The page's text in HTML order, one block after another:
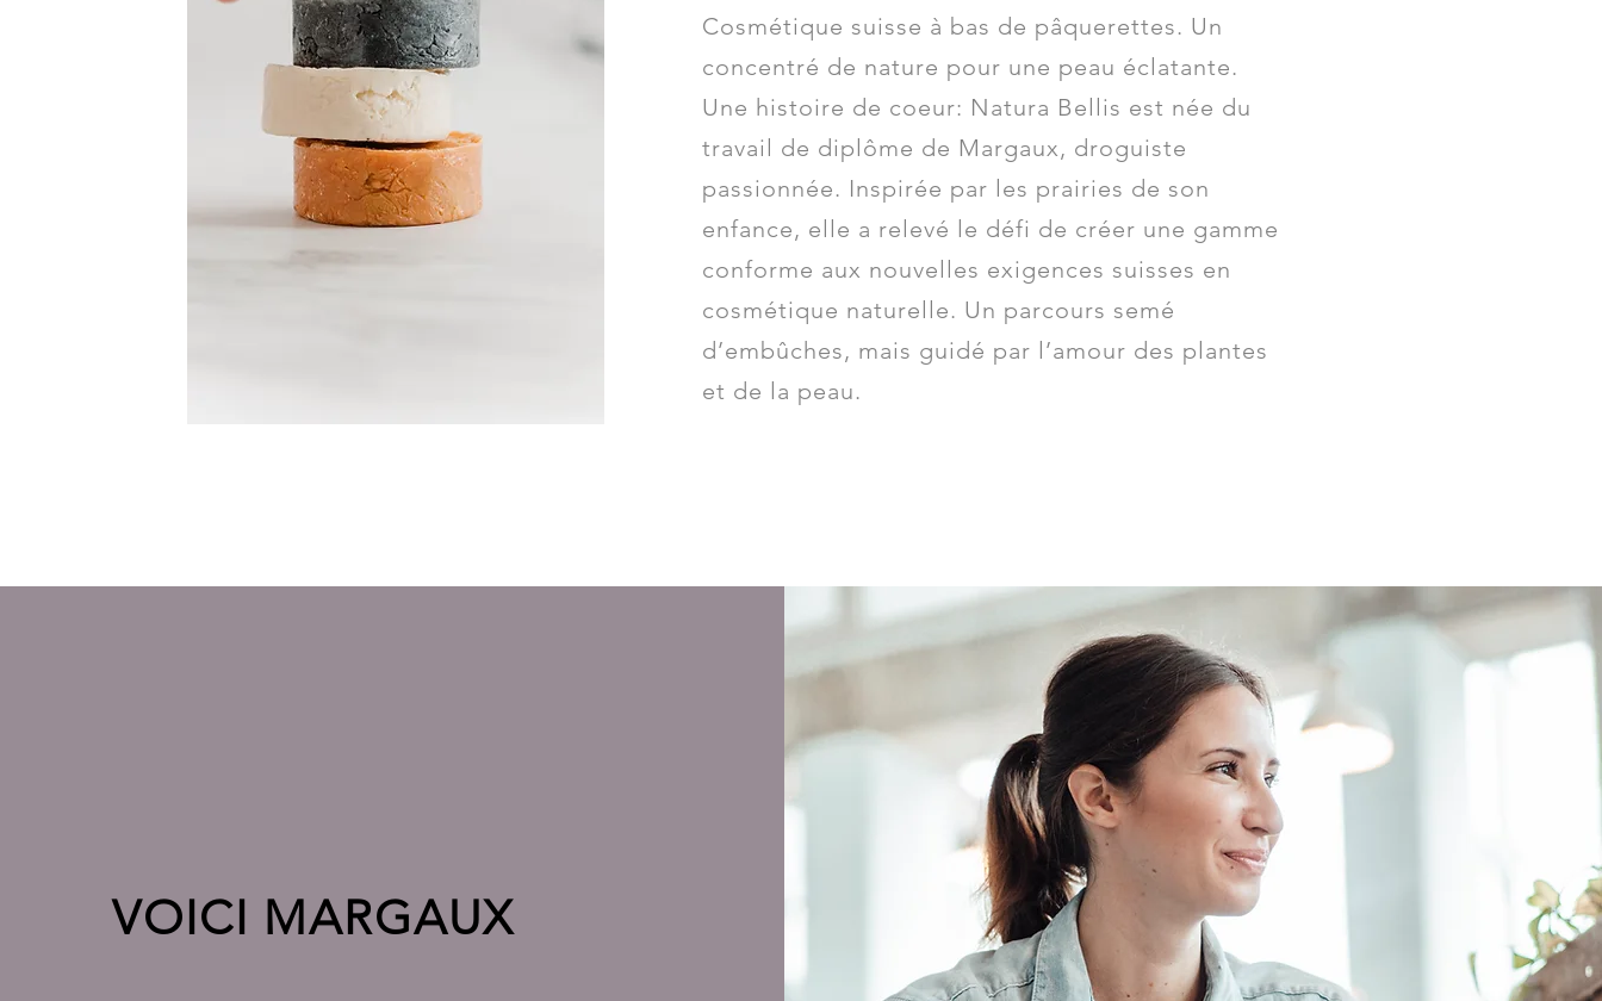
Cosmétique suisse à bas de pâquerettes. Un
concentré de nature pour une peau éclatante.
Une histoire de coeur: Natura Bellis est née du
travail de diplôme de Margaux, droguiste
passionnée. Inspirée par les prairies de son
enfance, elle a relevé le défi de créer une gamme
conforme aux nouvelles exigences suisses en
cosmétique naturelle. Un parcours semé
d’embûches, mais guidé par l’amour des plantes
et de la peau.
VOICI MARGAUX